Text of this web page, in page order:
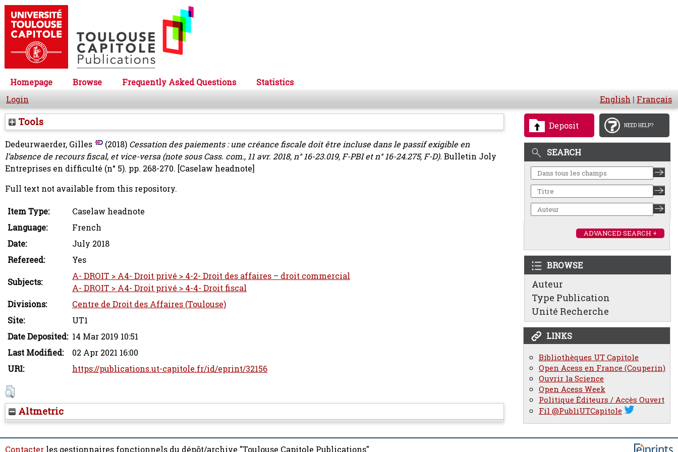
Homepage Browse Frequently Asked Questions
Statistics
Login
English | Français
Deposit NEED HELP?
SEARCH
ADVANCED SEARCH +
BROWSE
Auteur
Type Publication
Unité Recherche
LINKS
Bibliothèques UT Capitole
Open Acess en France (Couperin)
Ouvrir la Science
Open Acess Week
Politique Éditeurs / Accès Ouvert
Fil @PubliUTCapitole
Tools
Dedeurwaerder, Gilles (2018) Cessation des paiements : une créance fiscale doit être incluse dans le passif exigible en
l’absence de recours fiscal, et vice-versa (note sous Cass. com., 11 avr. 2018, n° 16-23.019, F-PBI et n° 16-24.275, F-D). Bulletin Joly
Entreprises en difficulté (n° 5). pp. 268-270. [Caselaw headnote]
Full text not available from this repository.
Item Type:
Caselaw headnote
Language:
French
Date:
July 2018
Refereed:
Yes
Subjects:
A- DROIT > A4- Droit privé > 4-2- Droit des affaires – droit commercial
A- DROIT > A4- Droit privé > 4-4- Droit fiscal
Divisions:
Centre de Droit des Affaires (Toulouse)
Site:
UT1
Date Deposited: 14 Mar 2019 10:51
Last Modified:
02 Apr 2021 16:00
URI:
https://publications.ut-capitole.fr/id/eprint/32156
Altmetric
Contacter les gestionnaires fonctionnels du dépôt/archive "Toulouse Capitole Publications"